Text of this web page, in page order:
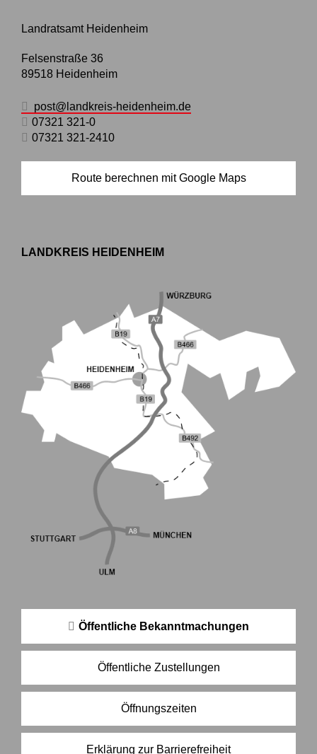
Landratsamt Heidenheim
Felsenstraße 36
89518 Heidenheim
post@landkreis-heidenheim.de
07321 321-0
07321 321-2410
Route berechnen mit Google Maps
LANDKREIS HEIDENHEIM
Öffentliche Bekanntmachungen
Öffentliche Zustellungen
Öffnungszeiten
Erklärung zur Barrierefreiheit